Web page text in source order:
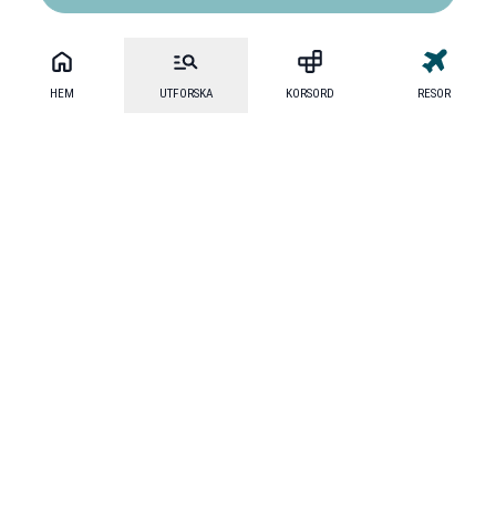
HEM UTFORSKA KORSORD RESOR